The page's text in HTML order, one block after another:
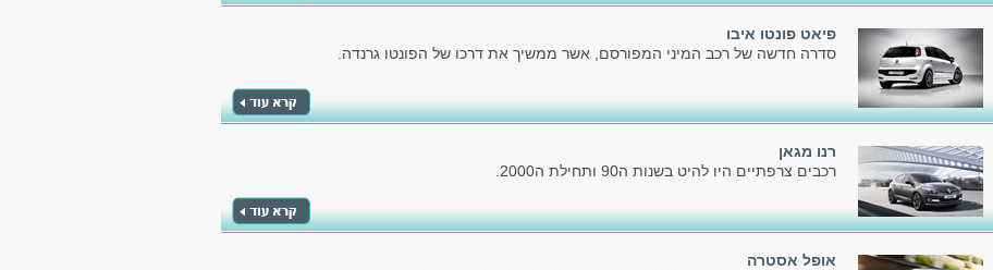
פיאט פונטו איבו
סדרה חדשה של רכב המיני המפורסם, אשר ממשיך את דרכו של הפונטו גרנדה.
רנו מגאן
רכבים צרפתיים היו להיט בשנות ה90 ותחילת ה2000.
אופל אסטרה